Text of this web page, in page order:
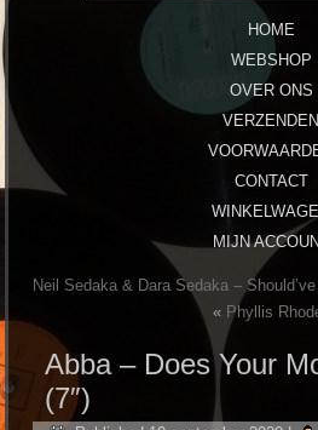
HOME
WEBSHOP
OVER ONS
VERZENDEN
CONTACT
MIJN
Neil Sedaka & Dara Sedaka –
« Phyllis
Abba – Does Your
(7″)